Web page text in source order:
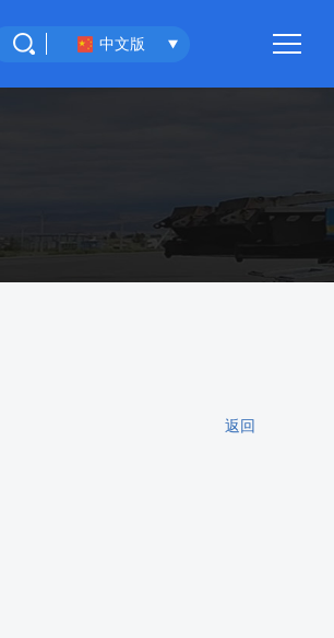
中文版
返回